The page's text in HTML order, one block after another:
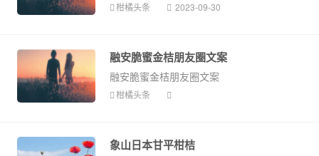
柑橘头条 2023-09-30
融安脆蜜金桔朋友圈文案
融安脆蜜金桔朋友圈文案
柑橘头条
象山日本甘平柑桔